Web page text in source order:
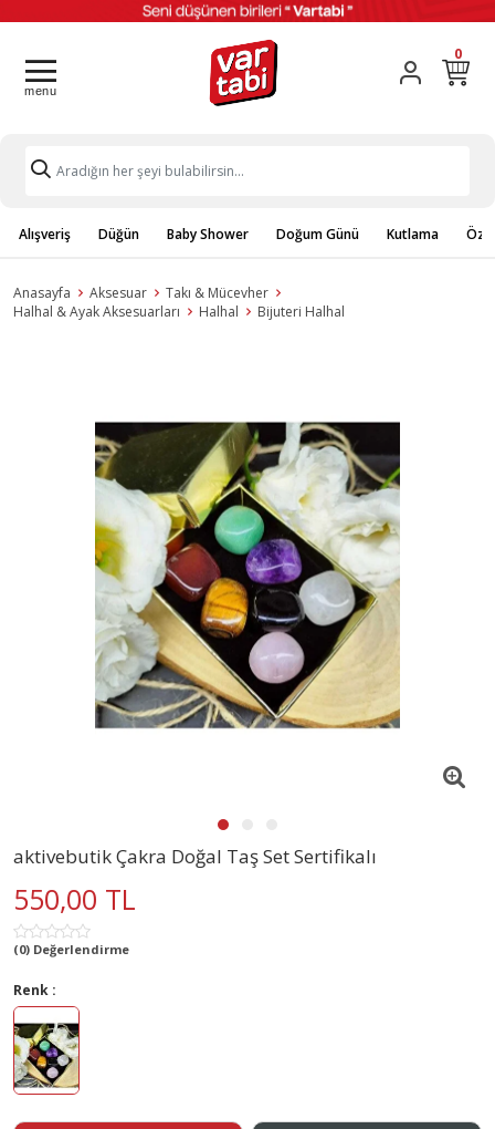
0
Alışveriş Düğün Baby Shower Doğum Günü Kutlama
Anasayfa Aksesuar
Takı & Mücevher
Halhal & Ayak Aksesuarları
Halhal Bijuteri Halhal
aktivebutik Çakra Doğal Taş Set Sertifikalı
550,00 TL
(0) Değerlendirme
Renk :